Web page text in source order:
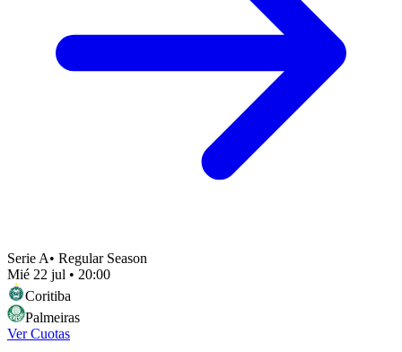
Serie A• Regular Season
Mié 22 jul • 20:00
Coritiba
Palmeiras
Ver Cuotas